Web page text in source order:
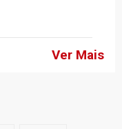
Ver Mais